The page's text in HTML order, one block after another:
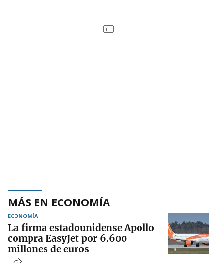
MÁS EN ECONOMÍA
ECONOMÍA
La firma estadounidense Apollo
compra EasyJet por 6.600
millones de euros